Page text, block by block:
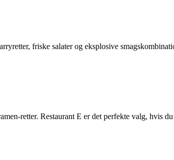
friske salater og eksplosive
retter. Restaurant E er det perfekte valg, hvis